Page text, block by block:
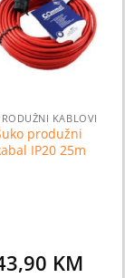
Dodaj
na
listu
želja
KABLOVI
produžni
IP20 25m
KM